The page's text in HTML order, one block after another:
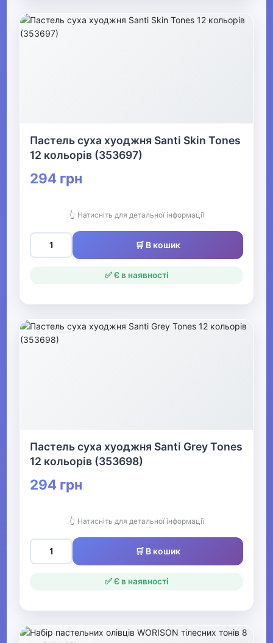
Пастель суха хуоджня Santi Skin Tones
12 кольорів (353697)
294 грн
👆 Натисніть для детальної інформації
🛒 В кошик
✅ Є в наявності
Пастель суха хуоджня Santi Grey Tones
12 кольорів (353698)
294 грн
👆 Натисніть для детальної інформації
🛒 В кошик
✅ Є в наявності